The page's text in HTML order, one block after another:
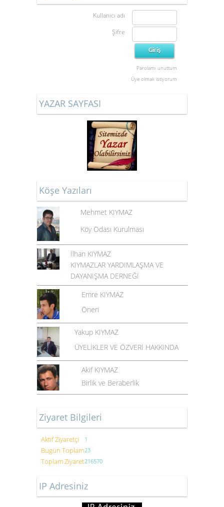
Kullanıcı adı
Şifre
Parolamı unuttum
Üye olmak istiyorum
YAZAR SAYFASI
Köşe Yazıları
Mehmet KIYMAZ
Köy Odası Kurulması
İlhan KIYMAZ
KIYMAZLAR YARDIMLAŞMA VE
DAYANIŞMA DERNEĞİ
Emre KIYMAZ
Öneri
Yakup KIYMAZ
ÜYELİKLER VE ÖZVERİ HAKKINDA
Akif KIYMAZ
Birlik ve Beraberlik
Ziyaret Bilgileri
Aktif Ziyaretçi 1
Bugün Toplam23
Toplam Ziyaret216570
IP Adresiniz